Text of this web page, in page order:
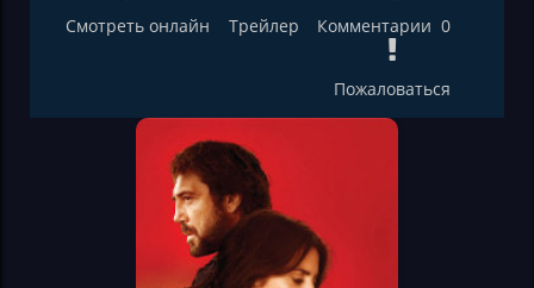
Смотреть онлайн Трейлер Комментарии 0
Пожаловаться